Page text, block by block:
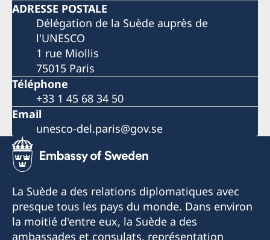
ADRESSE POSTALE
Délégation de la Suède auprès de
l'UNESCO
1 rue Miollis
75015 Paris
Téléphone
+33 1 45 68 34 50
Email
unesco-del.paris@gov.se
La Suède a des relations diplomatiques avec
presque tous les pays du monde. Dans environ
la moitié d'entre eux, la Suède a des
ambassades et consulats. représentation